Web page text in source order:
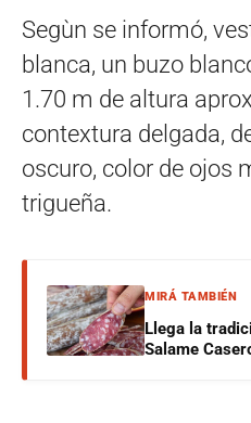
Segùn se informó,
blanca, un buzo
1.70 m de altura
contextura delgada,
oscuro, color de ojos
trigueña.
MIRÁ TAMBIÉN
Llega la
Salame